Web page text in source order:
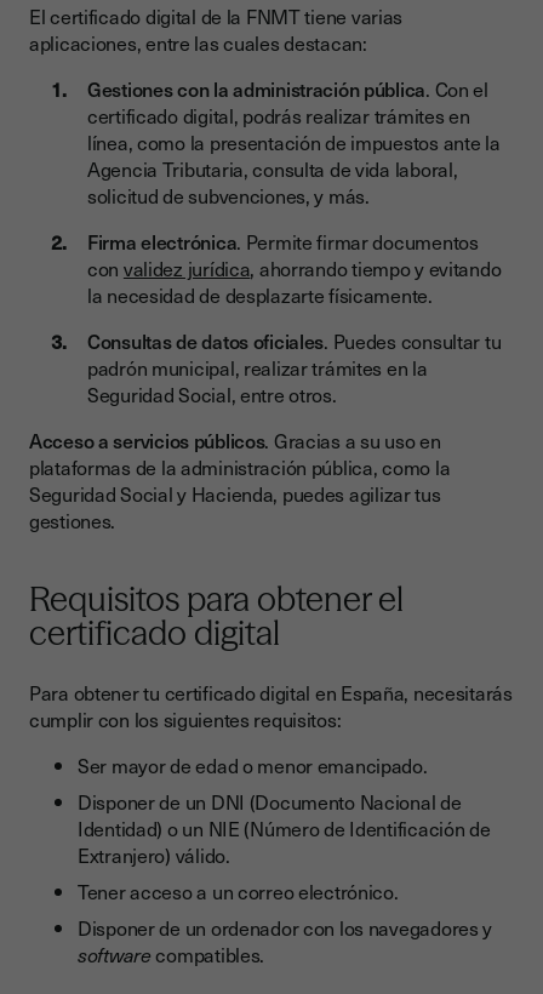
El certificado digital de la FNMT tiene varias
aplicaciones, entre las cuales destacan:
Gestiones con la administración pública. Con el
certificado digital, podrás realizar trámites en
línea, como la presentación de impuestos ante la
Agencia Tributaria, consulta de vida laboral,
solicitud de subvenciones, y más.
Firma electrónica. Permite firmar documentos
con validez jurídica, ahorrando tiempo y evitando
la necesidad de desplazarte físicamente.
Consultas de datos oficiales. Puedes consultar tu
padrón municipal, realizar trámites en la
Seguridad Social, entre otros.
Acceso a servicios públicos. Gracias a su uso en
plataformas de la administración pública, como la
Seguridad Social y Hacienda, puedes agilizar tus
gestiones.
Requisitos para obtener el
certificado digital
Para obtener tu certificado digital en España, necesitarás
cumplir con los siguientes requisitos:
Ser mayor de edad o menor emancipado.
Disponer de un DNI (Documento Nacional de
Identidad) o un NIE (Número de Identificación de
Extranjero) válido.
Tener acceso a un correo electrónico.
Disponer de un ordenador con los navegadores y
softwarecompatibles.